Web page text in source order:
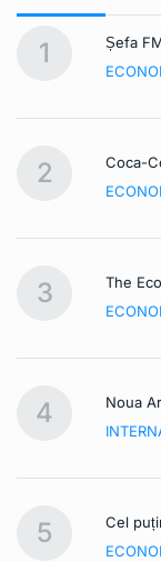
1
Șefa
2
Coca-
3
The
4
Noua
5
Cel